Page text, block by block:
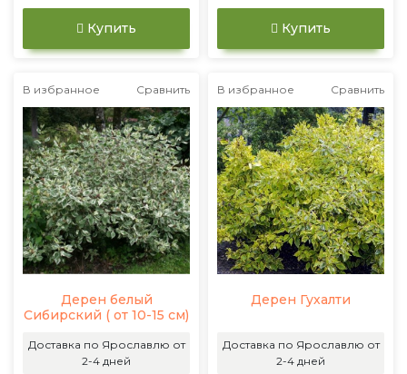
Купить Купить
В избранное Сравнить
Дерен белый
Сибирский ( от 10-15 см)
Доставка по Ярославлю от
2-4 дней
В избранное Сравнить
Дерен Гухалти
Доставка по Ярославлю от
2-4 дней